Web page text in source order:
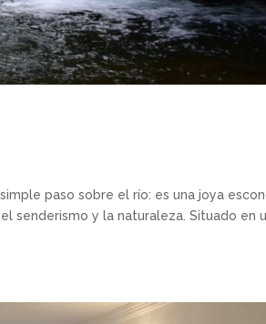
paso sobre el río: es una joya
senderismo y la naturaleza. Situado en